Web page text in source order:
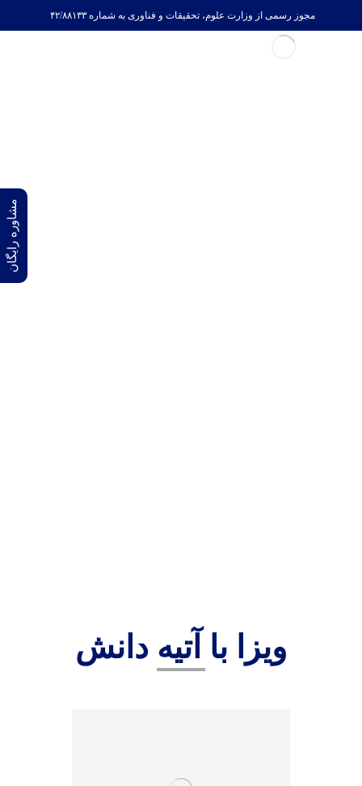
مجوز رسمی از وزارت علوم، تحقیقات و فناوری به شماره ۴۲/۸۸۱۳۳
ویزا با آتیه دانش
مشاوره رایگان